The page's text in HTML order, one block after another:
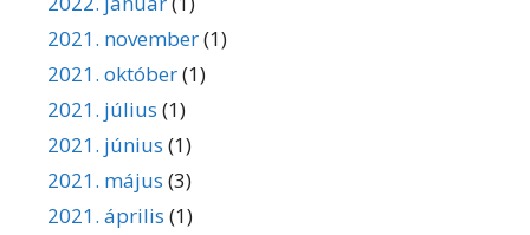
2021. november(1)
2021. október(1)
2021. július (1)
2021. június (1)
2021. május (3)
2021. április (1)